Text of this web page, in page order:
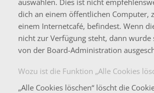
auswählen. Dies ist nicht
dich an einem öffentlichen Computer,
einem Internetcafé, befindest. Wenn
nicht zur Verfügung steht, dann wurde
von der Board-Administration
Wozu ist die Funktion „Alle Cookies
„Alle Cookies löschen“ löscht die